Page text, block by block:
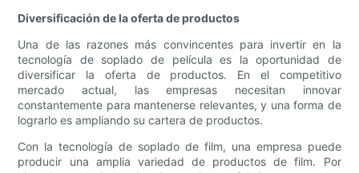
Diversificación de la oferta de productos
Una de las razones más convincentes para invertir en la
tecnología de soplado de película es la oportunidad de
diversificar la oferta de productos. En el competitivo
mercado actual, las empresas necesitan innovar
constantemente para mantenerse relevantes, y una forma de
lograrlo es ampliando su cartera de productos.
Con la tecnología de soplado de film, una empresa puede
producir una amplia variedad de productos de film. Por